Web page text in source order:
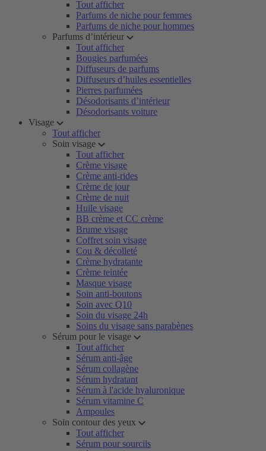
Tout afficher
Parfums de niche pour femmes
Parfums de niche pour hommes
Parfums d’intérieur
Tout afficher
Bougies parfumées
Diffuseurs de parfums
Diffuseurs d’huiles essentielles
Pierres parfumées
Désodorisants d’intérieur
Désodorisants voiture
Visage
Tout afficher
Soin visage
Tout afficher
Crème visage
Crème anti-rides
Crème de jour
Crème de nuit
Huile visage
BB crème et CC crème
Brume visage
Coffret soin visage
Cou & décolleté
Crème hydratante
Crème teintée
Masque visage
Soin anti-boutons
Soin avec Q10
Soin du visage 24h
Soins du visage sans parabènes
Sérum pour le visage
Tout afficher
Sérum anti-âge
Sérum collagène
Sérum hydratant
Sérum à l'acide hyaluronique
Sérum vitamine C
Ampoules
Soin contour des yeux
Tout afficher
Sérum pour sourcils